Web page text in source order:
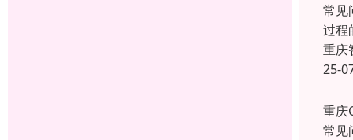
常见
过程
重庆
25-
重庆
常见